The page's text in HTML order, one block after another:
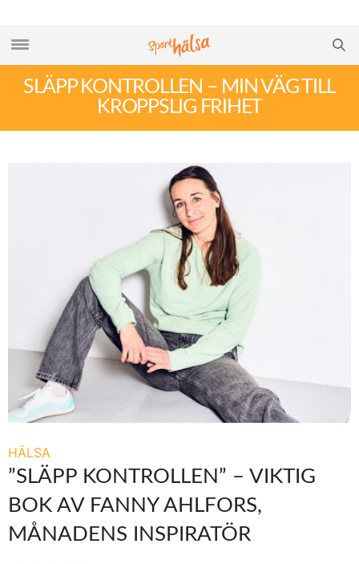
SLÄPP KONTROLLEN – MIN VÄG TILL
KROPPSLIG FRIHET
HÄLSA
”SLÄPP KONTROLLEN” – VIKTIG
BOK AV FANNY AHLFORS,
MÅNADENS INSPIRATÖR